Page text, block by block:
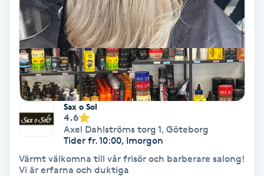
Fransförlängning
Fransförlängning Megavolym
Fransförlängning Volym
Fransk manikyr
Fransrengöring
Sax o Sol
4.6
Axel Dahlströms torg 1, Göteborg
Tider fr. 10:00, Imorgon
Värmt välkomna till vår frisör och barberare salong!
Vi är erfarna och duktiga